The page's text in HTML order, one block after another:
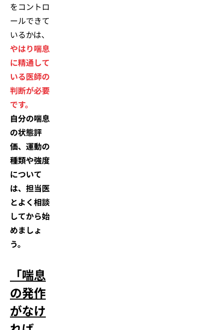
をコントロ
ールできて
いるかは、
やはり喘息
に精通して
いる医師の
判断が必要
です。
自分の喘息
の状態評
価、運動の
種類や強度
について
は、担当医
とよく相談
してから始
めましょ
う。
「喘息
の発作
がなけ